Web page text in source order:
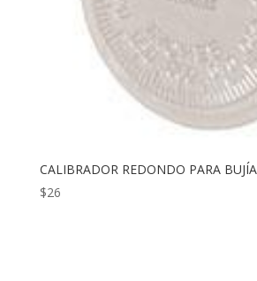
CALIBRADOR REDONDO PARA
$26